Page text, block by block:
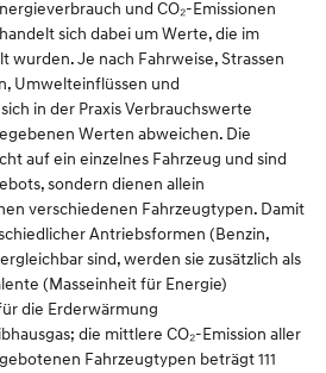
und CO₂-Emissionen
sich dabei um Werte, die im
wurden. Je nach Fahrweise, Strassen
Umwelteinflüssen und
in der Praxis Verbrauchswerte
Werten abweichen. Die
auf ein einzelnes Fahrzeug und sind
sondern dienen allein
verschiedenen Fahrzeugtypen. Damit
Antriebsformen (Benzin,
sind, werden sie zusätzlich als
(Masseinheit für Energie)
die Erderwärmung
die mittlere CO₂-Emission aller
Fahrzeugtypen beträgt 111